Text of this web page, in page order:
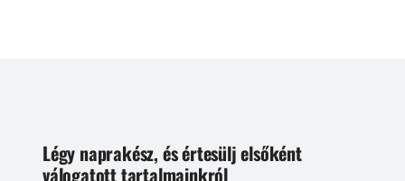
Légy naprakész, és értesülj elsőként
válogatott tartalmainkról